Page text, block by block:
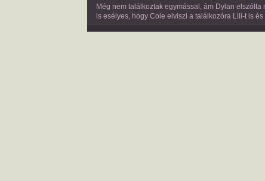
Még nem találkoztak egymással, ám Dylan
is esélyes, hogy Cole elviszi a találkozóra Lili-t is